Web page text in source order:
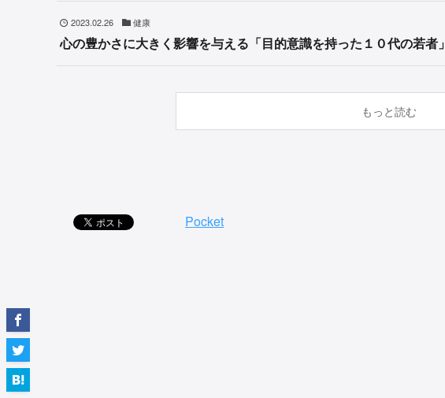
2023.02.26 健康
心の豊かさに大きく影響を与える「目的意識を持った１０代の若者」
もっと読む
Pocket